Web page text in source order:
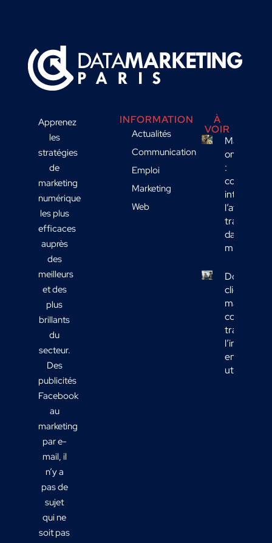
Apprenez
les
stratégies
de
marketing
numérique
les plus
efficaces
auprès
des
meilleurs
et des
plus
brillants
du
secteur.
Des
publicités
Facebook
au
marketing
par e-
mail, il
n’y a
pas de
sujet
qui ne
soit pas
INFORMATION
Actualités
Communication
Emploi
Marketing
Web
À
VOIR
Marketing
omnicanal
:
comment
intégrer
l’affichage
transport
dans votre
mix média
Données
clients
marketing :
comment
en actions
utiles ?